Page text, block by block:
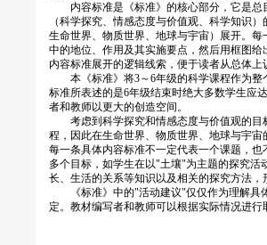
内容标准是《标准》的核心部分，它是总
（科学探究、情感态度与价值观、科学知识
生命世界、物质世界、地球与宇宙）展开。
中的地位、作用及其实施要点，然后用框图
内容标准展开的逻辑线索，便于读者从总体上
本《标准》将3～6年级的科学课程作为整
标准所表述的是6年级结束时绝大多数学生应
者和教师以更大的创造空间。
考虑到科学探究和情感态度与价值观的目
程，因此在生命世界、物质世界、地球与宇宙
每一条具体内容标准不一定代表一个课题，
多个目标，如学生在以"土壤"为主题的探究活
长、生活的关系等知识以及相关的探究方法，
《标准》中的"活动建议"仅仅作为理解具
定。教材编写者和教师可以根据实际情况进行